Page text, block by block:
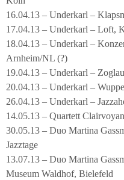
16.04.13 – Underkarl –
17.04.13 – Underkarl – Loft,
18.04.13 – Underkarl –
Arnheim/NL (?)
19.04.13 – Underkarl – Zoglau
20.04.13 – Underkarl –
26.04.13 – Underkarl –
14.05.13 – Quartett
30.05.13 – Duo Martina
Jazztage
13.07.13 – Duo Martina
Museum Waldhof, Bielefeld